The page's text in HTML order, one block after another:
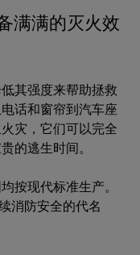
满满的灭火效
其强度来帮助拯救
话和窗帘到汽车座
灾，它们可以完全
的逃生时间。
按现代标准生产。
消防安全的代名